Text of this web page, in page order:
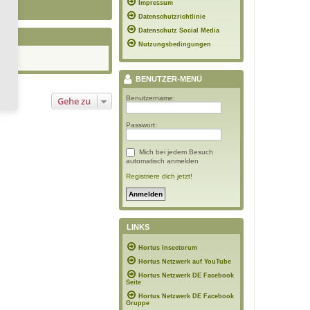
Gehe zu
Impressum
Datenschutzrichtlinie
Datenschutz Social Media
Nutzungsbedingungen
BENUTZER-MENÜ
Benutzername:
Passwort:
Mich bei jedem Besuch
automatisch anmelden
Registriere dich jetzt!
LINKS
Hortus Insectorum
Hortus Netzwerk auf YouTube
Hortus Netzwerk DE Facebook
Seite
Hortus Netzwerk DE Facebook
Gruppe